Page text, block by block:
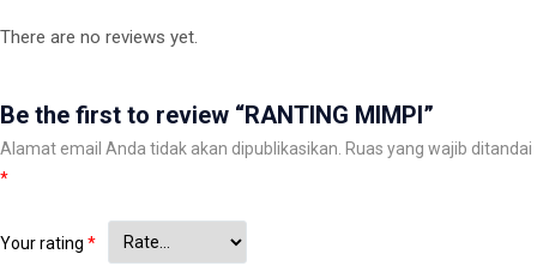
There are no reviews yet.
Be the first to review “RANTING MIMPI”
Alamat email Anda tidak akan dipublikasikan. Ruas yang wajib ditandai
*
Your rating *